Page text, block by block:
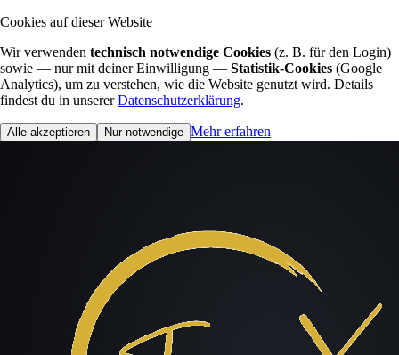
Cookies auf dieser Website
Wir verwenden technisch notwendige Cookies (z. B. für den Login)
sowie — nur mit deiner Einwilligung — Statistik-Cookies (Google
Analytics), um zu verstehen, wie die Website genutzt wird. Details
findest du in unserer Datenschutzerklärung.
Alle akzeptieren Nur notwendige Mehr erfahren